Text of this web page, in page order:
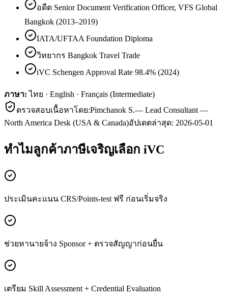
อดีต Senior Document Verification Officer, VFS Global
Bangkok (2013–2019)
IATA/UFTAA Foundation Diploma
วิทยากร Bangkok Travel Trade
iVC Schengen Approval Rate 98.4% (2024)
ภาษา: ไทย · English · Français (Intermediate)
ตรวจสอบเนื้อหาโดย:Pimchanok S.— Lead Consultant —
North America Desk (USA & Canada)อัปเดตล่าสุด: 2026-05-01
ทำไมลูกค้าภาษีเจริญเลือก iVC
ประเมินคะแนน CRS/Points-test ฟรี ก่อนเริ่มจริง
ช่วยหานายจ้าง Sponsor + ตรวจสัญญาก่อนยื่น
เตรียม Skill Assessment + Credential Evaluation